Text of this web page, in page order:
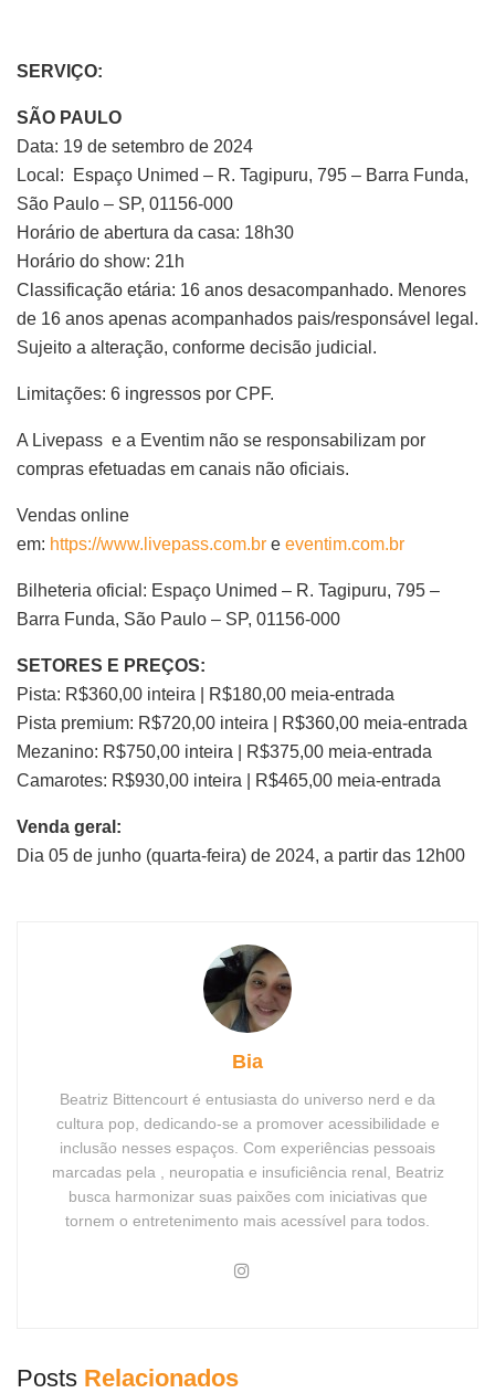
SERVIÇO:
SÃO PAULO
Data: 19 de setembro de 2024
Local: Espaço Unimed – R. Tagipuru, 795 – Barra Funda,
São Paulo – SP, 01156-000
Horário de abertura da casa: 18h30
Horário do show: 21h
Classificação etária: 16 anos desacompanhado. Menores
de 16 anos apenas acompanhados pais/responsável legal.
Sujeito a alteração, conforme decisão judicial.
Limitações: 6 ingressos por CPF.
A Livepass e a Eventim não se responsabilizam por
compras efetuadas em canais não oficiais.
Vendas online
em: https://www.livepass.com.br e eventim.com.br
Bilheteria oficial: Espaço Unimed – R. Tagipuru, 795 –
Barra Funda, São Paulo – SP, 01156-000
SETORES E PREÇOS:
Pista: R$360,00 inteira | R$180,00 meia-entrada
Pista premium: R$720,00 inteira | R$360,00 meia-entrada
Mezanino: R$750,00 inteira | R$375,00 meia-entrada
Camarotes: R$930,00 inteira | R$465,00 meia-entrada
Venda geral:
Dia 05 de junho (quarta-feira) de 2024, a partir das 12h00
Bia
Beatriz Bittencourt é entusiasta do universo nerd e da
cultura pop, dedicando-se a promover acessibilidade e
inclusão nesses espaços. Com experiências pessoais
marcadas pela , neuropatia e insuficiência renal, Beatriz
busca harmonizar suas paixões com iniciativas que
tornem o entretenimento mais acessível para todos.
Posts Relacionados